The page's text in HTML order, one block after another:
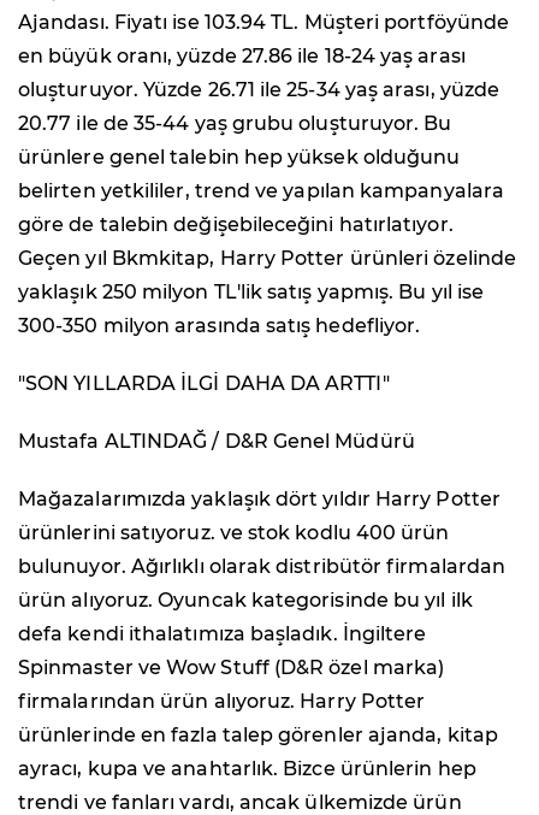
Ajandası. Fiyatı ise 103.94 TL. Müşteri portföyünde
en büyük oranı, yüzde 27.86 ile 18-24 yaş arası
oluşturuyor. Yüzde 26.71 ile 25-34 yaş arası, yüzde
20.77 ile de 35-44 yaş grubu oluşturuyor. Bu
ürünlere genel talebin hep yüksek olduğunu
belirten yetkililer, trend ve yapılan kampanyalara
göre de talebin değişebileceğini hatırlatıyor.
Geçen yıl Bkmkitap, Harry Potter ürünleri özelinde
yaklaşık 250 milyon TL'lik satış yapmış. Bu yıl ise
300-350 milyon arasında satış hedefliyor.
"SON YILLARDA İLGİ DAHA DA ARTTI"
Mustafa ALTINDAĞ / D&R Genel Müdürü
Mağazalarımızda yaklaşık dört yıldır Harry Potter
ürünlerini satıyoruz. ve stok kodlu 400 ürün
bulunuyor. Ağırlıklı olarak distribütör firmalardan
ürün alıyoruz. Oyuncak kategorisinde bu yıl ilk
defa kendi ithalatımıza başladık. İngiltere
Spinmaster ve Wow Stuff (D&R özel marka)
firmalarından ürün alıyoruz. Harry Potter
ürünlerinde en fazla talep görenler ajanda, kitap
ayracı, kupa ve anahtarlık. Bizce ürünlerin hep
trendi ve fanları vardı, ancak ülkemizde ürün